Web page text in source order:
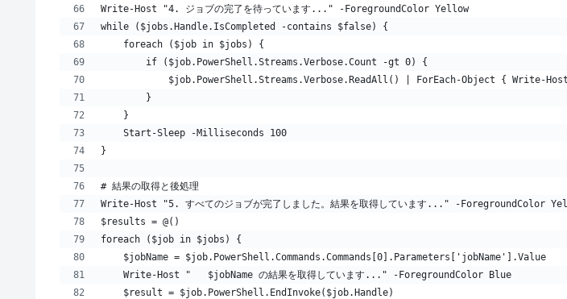
Write-Host "4. ジョブの完了を待っています..." -ForegroundColor Yellow
while ($jobs.Handle.IsCompleted -contains $false) {
    foreach ($job in $jobs) {
        if ($job.PowerShell.Streams.Verbose.Count -gt 0) {
$job.PowerShell.Streams.Verbose.ReadAll() | ForEach-Object { Write-
        }
    }
    Start-Sleep -Milliseconds 100
}
# 結果の取得と後処理
Write-Host "5. すべてのジョブが完了しました。結果を取得しています..." -ForegroundColor
$results = @()
foreach ($job in $jobs) {
    $jobName = $job.PowerShell.Commands.Commands[0].Parameters['jobName'].Value
    Write-Host "   $jobName の結果を取得しています..." -ForegroundColor Blue
    $result = $job.PowerShell.EndInvoke($job.Handle)